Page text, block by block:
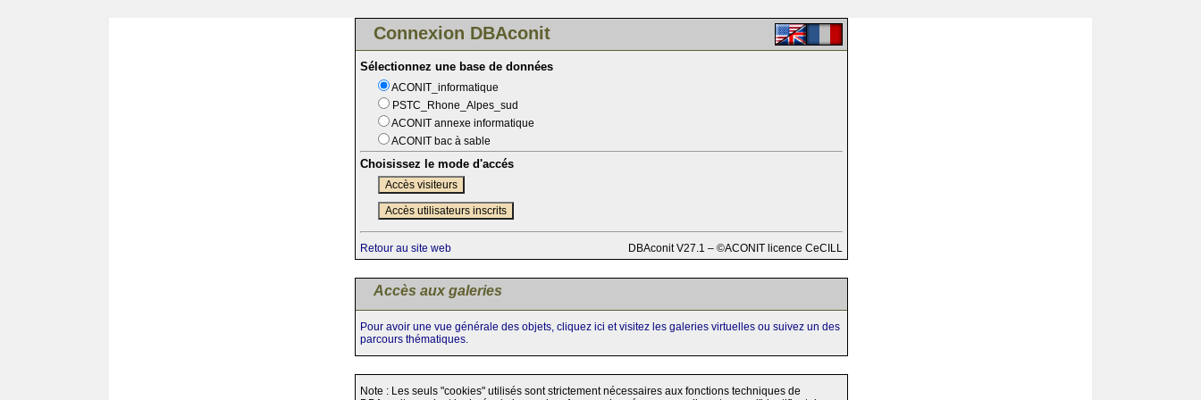
Connexion DBAconit
Sélectionnez une base de données
ACONIT_informatique
PSTC_Rhone_Alpes_sud
ACONIT annexe informatique
ACONIT bac à sable
Choisissez le mode d'accés
Accès visiteurs
Accès utilisateurs inscrits
Retour au site web DBAconit V27.1 – ©ACONIT licence CeCILL
Accès aux galeries
Pour avoir une vue générale des objets, cliquez ici et visitez les galeries virtuelles ou suivez un des
parcours thématiques.
Note : Les seuls "cookies" utilisés sont strictement nécessaires aux fonctions techniques de